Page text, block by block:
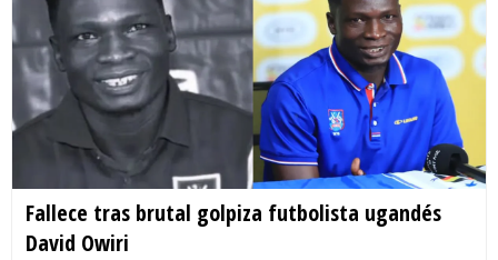
Fallece tras brutal golpiza futbolista ugandés
David Owiri